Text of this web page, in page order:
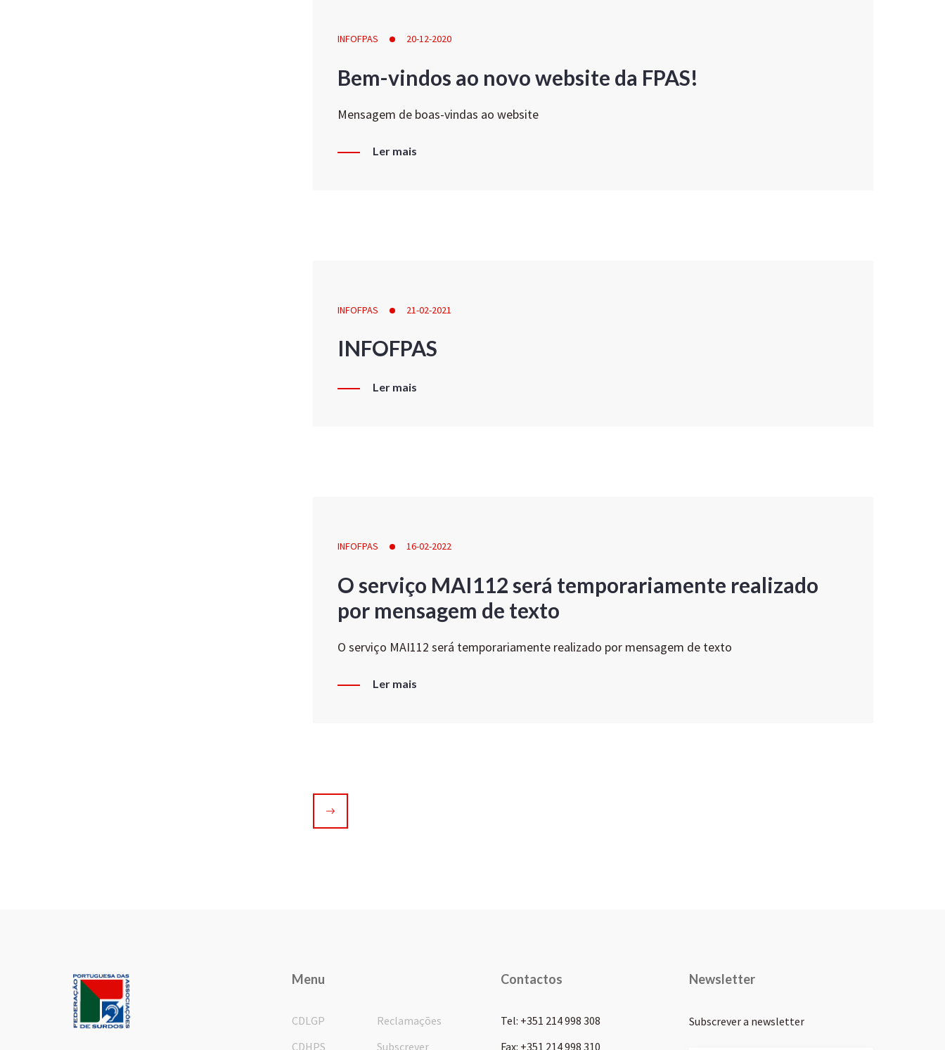
INFOFPAS 20-12-2020
Bem-vindos ao novo website da FPAS!
Mensagem de boas-vindas ao website
Ler mais
INFOFPAS 21-02-2021
INFOFPAS
Ler mais
INFOFPAS 16-02-2022
O serviço MAI112 será temporariamente realizado
por mensagem de texto
O serviço MAI112 será temporariamente realizado por mensagem de texto
Ler mais
Menu
CDLGP
CDHPS
Reclamações
Subscrever
Contactos
Tel: +351 214 998 308
Fax: +351 214 998 310
Newsletter
Subscrever a newsletter